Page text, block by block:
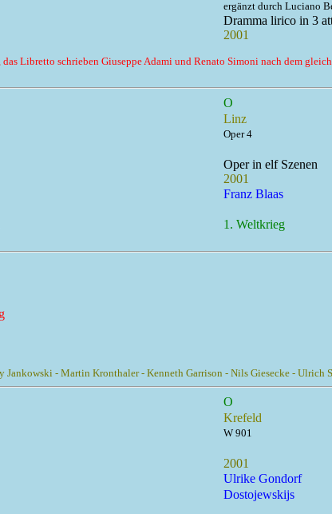
ergänzt durch Luciano
Dramma lirico in 3
2001
Libretto schrieben Giuseppe Adami und Renato Simoni nach dem
O
Linz
Oper 4
Oper in elf Szenen
2001
Franz Blaas
1. Weltkrieg
- Martin Kronthaler - Kenneth Garrison - Nils Giesecke - Ulrich
O
Krefeld
W 901
2001
Ulrike Gondorf
Dostojewskijs